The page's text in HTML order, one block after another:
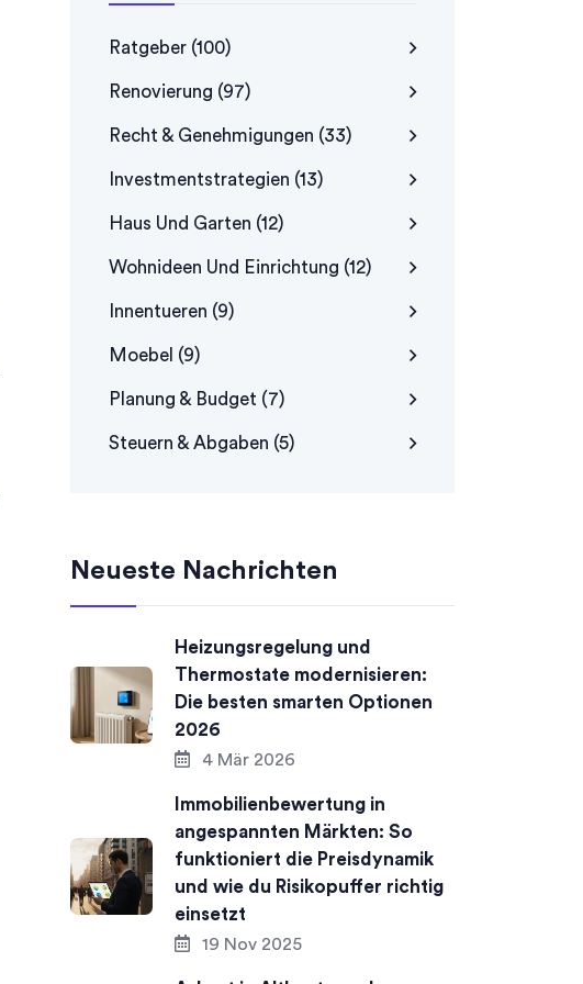
Ratgeber (100)
Renovierung (97)
Recht & Genehmigungen (33)
Investmentstrategien (13)
Haus Und Garten (12)
Wohnideen Und Einrichtung (12)
Innentueren (9)
Moebel (9)
Planung & Budget (7)
Steuern & Abgaben (5)
Neueste Nachrichten
Heizungsregelung und
Thermostate modernisieren:
Die besten smarten Optionen
2026
4 Mär 2026
Immobilienbewertung in
angespannten Märkten: So
funktioniert die Preisdynamik
und wie du Risikopuffer richtig
einsetzt
19 Nov 2025